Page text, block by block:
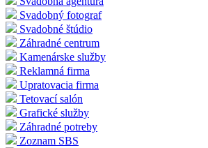
Svadobný fotograf
Svadobné štúdio
Záhradné centrum
Kamenárske služby
Reklamná firma
Upratovacia firma
Tetovací salón
Grafické služby
Záhradné potreby
Zoznam SBS